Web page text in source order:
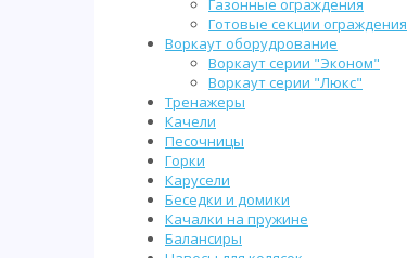
Газонные ограждения
Готовые секции ограждения
Воркаут оборудрование
Воркаут серии "Эконом"
Воркаут серии "Люкс"
Тренажеры
Качели
Песочницы
Горки
Карусели
Беседки и домики
Качалки на пружине
Балансиры